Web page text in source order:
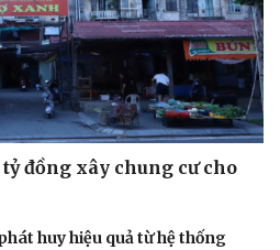
Tình yêu - Gia đình
đồng xây chung cư cho
huy hiệu quả từ hệ thống